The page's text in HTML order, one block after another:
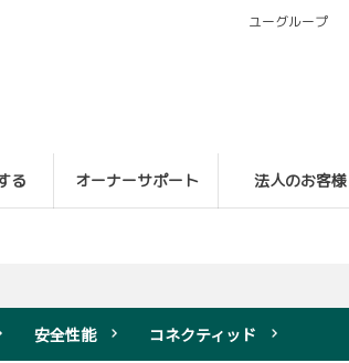
る オーナーサポート 法人のお客様
ユーグループ
安全性能 コネクティッド